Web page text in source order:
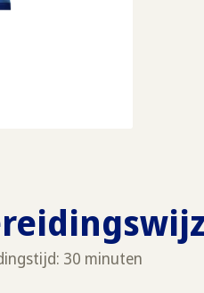
30 minuten